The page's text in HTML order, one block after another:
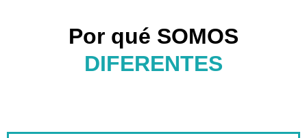
Por qué SOMOS
DIFERENTES